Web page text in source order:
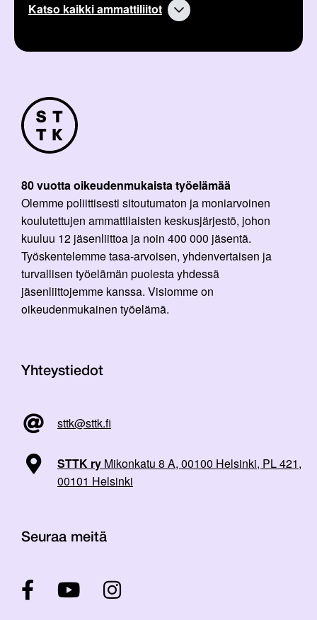
Katso kaikki ammattiliitot
80 vuotta oikeudenmukaista työelämää
Olemme poliittisesti sitoutumaton ja moniarvoinen
koulutettujen ammattilaisten keskusjärjestö, johon
kuuluu 12 jäsenliittoa ja noin 400 000 jäsentä.
Työskentelemme tasa-arvoisen, yhdenvertaisen ja
turvallisen työelämän puolesta yhdessä
jäsenliittojemme kanssa. Visiomme on
oikeudenmukainen työelämä.
Yhteystiedot
sttk@sttk.fi
STTK ry Mikonkatu 8 A, 00100 Helsinki, PL 421,
00101 Helsinki
Seuraa meitä